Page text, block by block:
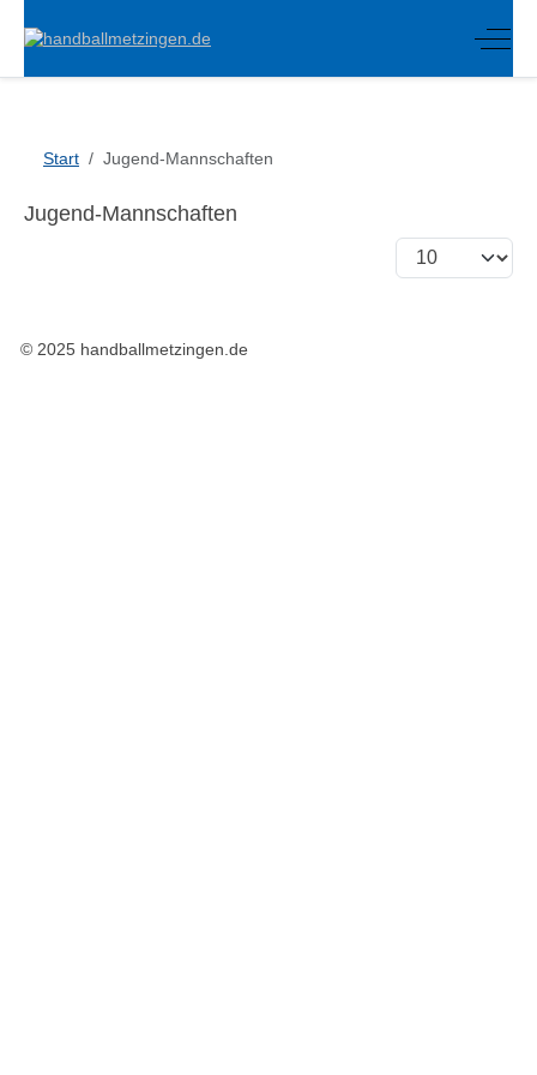
Off-
Start Jugend-Mannschaften
Jugend-Mannschaften
Anzeige #
© 2025 handballmetzingen.de